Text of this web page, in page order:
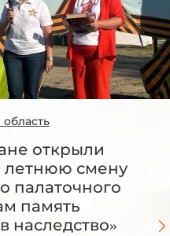
открыли
летнюю смену
палаточного
память
наследство»